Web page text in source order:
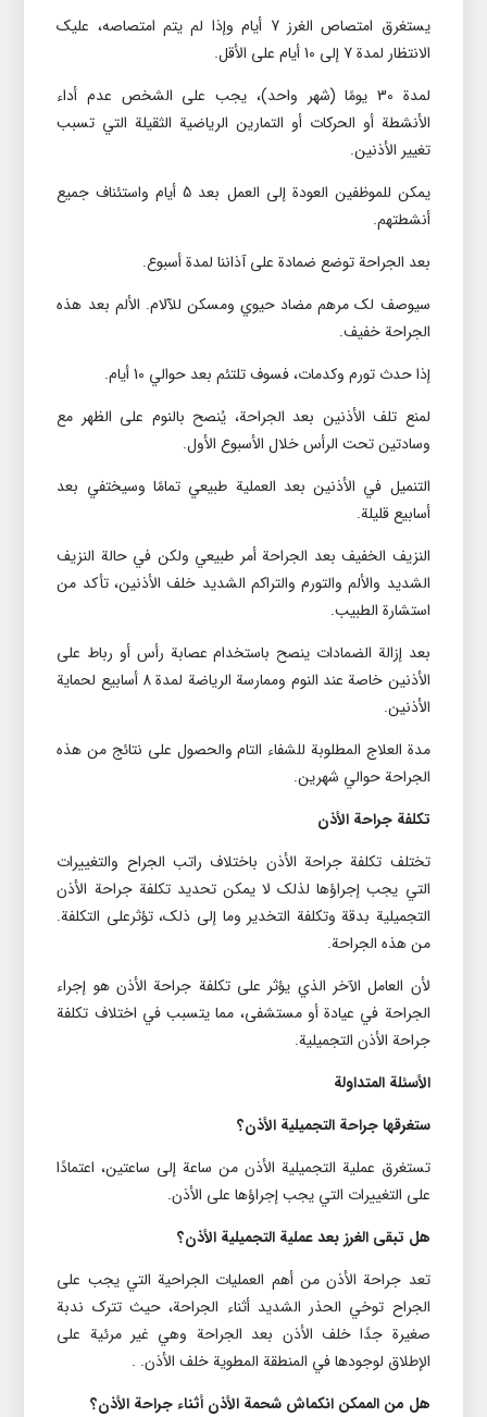
يستغرق امتصاص الغرز 7 أيام وإذا لم يتم امتصاصه، عليک
الانتظار لمدة 7 إلى 10 أيام على الأقل.
لمدة 30 يومًا (شهر واحد)، يجب على الشخص عدم أداء
الأنشطة أو الحرکات أو التمارين الرياضية الثقيلة التي تسبب
تغيیر الأذنين.
يمکن للموظفين العودة إلى العمل بعد 5 أيام واستئناف جميع
أنشطتهم.
بعد الجراحة توضع ضمادة على آذاننا لمدة أسبوع.
سيوصف لک مرهم مضاد حيوي ومسکن للآلام. الألم بعد هذه
الجراحة خفيف.
إذا حدث تورم وکدمات، فسوف تلتئم بعد حوالي 10 أيام.
لمنع تلف الأذنين بعد الجراحة، يُنصح بالنوم على الظهر مع
وسادتين تحت الرأس خلال الأسبوع الأول.
التنميل في الأذنين بعد العملية طبيعي تمامًا وسيختفي بعد
أسابيع قليلة.
النزيف الخفيف بعد الجراحة أمر طبيعي ولکن في حالة النزيف
الشديد والألم والتورم والتراکم الشديد خلف الأذنين، تأکد من
استشارة الطبيب.
بعد إزالة الضمادات ينصح باستخدام عصابة رأس أو رباط على
الأذنين خاصة عند النوم وممارسة الرياضة لمدة 8 أسابيع لحماية
الأذنين.
مدة العلاج المطلوبة للشفاء التام والحصول على نتائج من هذه
الجراحة حوالي شهرين.
تکلفة جراحة الأذن
تختلف تکلفة جراحة الأذن باختلاف راتب الجراح والتغييرات
التي يجب إجراؤها لذلک لا يمکن تحديد تکلفة جراحة الأذن
التجميلية بدقة وتکلفة التخدير وما إلى ذلک، تؤثرعلى التکلفة.
من هذه الجراحة.
لأن العامل الآخر الذي يؤثر على تکلفة جراحة الأذن هو إجراء
الجراحة في عيادة أو مستشفى، مما يتسبب في اختلاف تکلفة
جراحة الأذن التجميلية.
الأسئلة المتداولة
ستغرقها جراحة التجميلیة الأذن؟
تستغرق عملية التجميلیة الأذن من ساعة إلى ساعتين، اعتمادًا
على التغييرات التي يجب إجراؤها على الأذن.
هل تبقى الغرز بعد عملية التجميلیة الأذن؟
تعد جراحة الأذن من أهم العمليات الجراحية التي يجب على
الجراح توخي الحذر الشديد أثناء الجراحة، حيث تترک ندبة
صغيرة جدًا خلف الأذن بعد الجراحة وهي غير مرئية على
الإطلاق لوجودها في المنطقة المطوية خلف الأذن. .
هل من الممکن انکماش شحمة الأذن أثناء جراحة الأذن؟